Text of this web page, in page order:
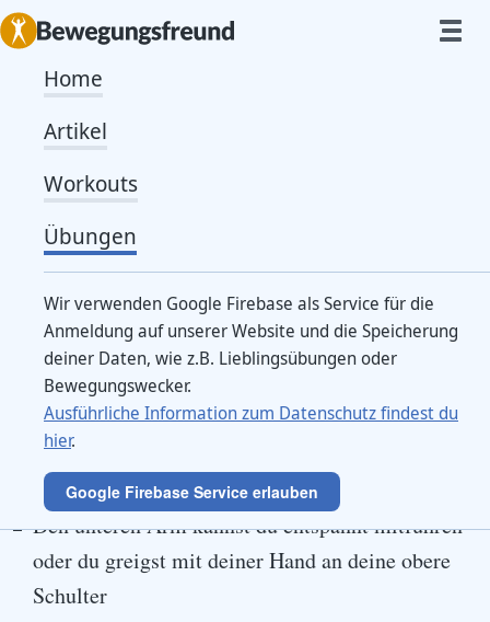
Home
Artikel
Workouts
Übungen
Wir verwenden Google Firebase als Service für die
Anmeldung auf unserer Website und die Speicherung
deiner Daten, wie z.B. Lieblingsübungen oder
Bewegungswecker.
Ausführliche Information zum Datenschutz findest du
hier.
Google Firebase Service erlauben
Trizeps in Seitlage
Caro
Ausgangsposition
Lege dich seitlich auf eine Matte
Strecke deinen unteren Arm nach vorne aus
Stütze deinen oberen Arm vor deinem Körper so
auf, dass deine Finger zu deinem Kopf zeigen
Dein Ellenbogen zeigt zu deinen Füßen
Den unteren Arm kannst du entspannt mitführen
oder du greigst mit deiner Hand an deine obere
Schulter